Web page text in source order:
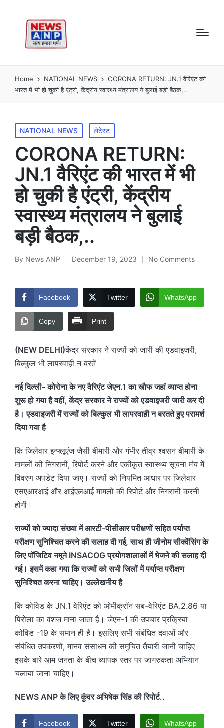
Home NATIONAL NEWS
CORONA RETURN: JN.1 वैरिएंट की
भारत में भी हो चुकी है एंट्री, केंद्रीय स्वास्थ्य मंत्रालय ने बुलाई बड़ी बैठक,..
Posted
in
NATIONAL NEWS लेटेस्ट
CORONA RETURN:
JN.1 वैरिएंट की भारत में भी
हो चुकी है एंट्री, केंद्रीय
स्वास्थ्य मंत्रालय ने बुलाई
बड़ी बैठक,..
Posted
By News ANP December 19, 2023 No Comments
Facebook Twitter WhatsApp
Copy Print
(NEW DELHI)केंद्र सरकार ने राज्यों को जारी की एडवाइजरी,
बिल्कुल भी लापरवाही न बरतें
नई दिल्ली- कोराेना के नए वैरिएंट जेएन.1 का खाैफ जहां व्याप्त होना
शुरू हो गया है वहीं, केंद्र सरकार ने राज्यों को एडवाइजरी जारी कर दी
है। एडवाइजरी में राज्यों को बिल्कुल भी लापरवाही न बरतते हुए परामर्श
दिया गया है
कि जिलेवार इन्फ्लूएंज जैसी बीमारी और गंभीर तीव्र श्वसन बीमारी के
मामलों की निगरानी, रिपोर्ट करने और एकीकृत स्वास्थ्य सूचना मंच में
विवरण अपडेट दिया जाए। राज्यों को नियमित आधार पर जिलेवार
एसएआरआई और आईएलआई मामलों की रिपोर्ट और निगरानी करनी
होगी।
राज्यों को ज्यादा संख्या में आरटी-पीसीआर परीक्षणों सहित पर्याप्त
परीक्षण सुनिश्चित करने की सलाह दी गई, साथ ही जीनोम सीक्वेंसिंग के
लिए पॉजिटिव नमूने INSACOG प्रयोगशालाओं में भेजने की सलाह दी
गई। इसमें कहा गया कि राज्यों को सभी जिलों में पर्याप्त परीक्षण
सुनिश्चित करना चाहिए। उल्लेखनीय है
कि कोविड के JN.1 वेरिएंट को ओमीक्रॉन सब-वेरिएंट BA.2.86 या
पिरोला का वंशज माना जाता है। जेएन-1 की उपचार प्रक्रिया
कोविड -19 के समान ही है। इसलिए सभी संबंधित दवाओं और
संबंधित उपकरणों, मानव संसाधन की समुचित तैयारी जानी चाहिए।
इसके बारे आम जनता के बीच व्यापक स्तर पर जागरुकता अभियान
चलाया जाना चाहिए।
NEWS ANP के लिए कुंवर अभिषेक सिंह की रिपोर्ट..
Facebook Twitter WhatsApp